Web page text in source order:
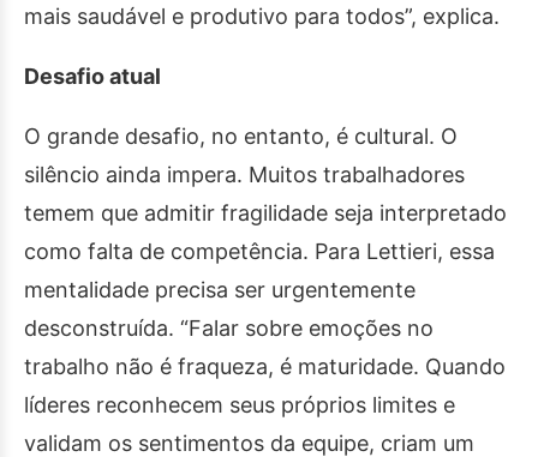
mais saudável e produtivo para todos”, explica.
Desafio atual
O grande desafio, no entanto, é cultural. O
silêncio ainda impera. Muitos trabalhadores
temem que admitir fragilidade seja interpretado
como falta de competência. Para Lettieri, essa
mentalidade precisa ser urgentemente
desconstruída. “Falar sobre emoções no
trabalho não é fraqueza, é maturidade. Quando
líderes reconhecem seus próprios limites e
validam os sentimentos da equipe, criam um